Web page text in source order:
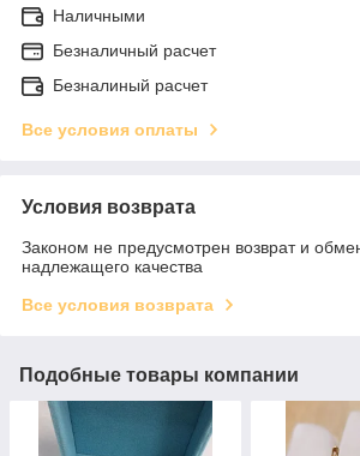
Наличными
Безналичный расчет
Безналиный расчет
Все условия оплаты
Условия возврата
Законом не предусмотрен возврат и
надлежащего качества
Все условия возврата
Подобные товары компании